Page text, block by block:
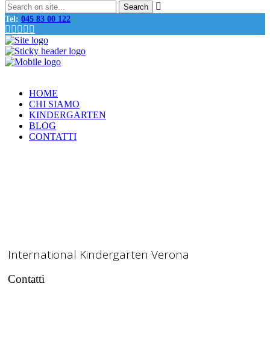
Tel: 045 83 00 122
HOME
CHI SIAMO
KINDERGARTEN
BLOG
CONTATTI
International Kindergarten Verona
Contatti